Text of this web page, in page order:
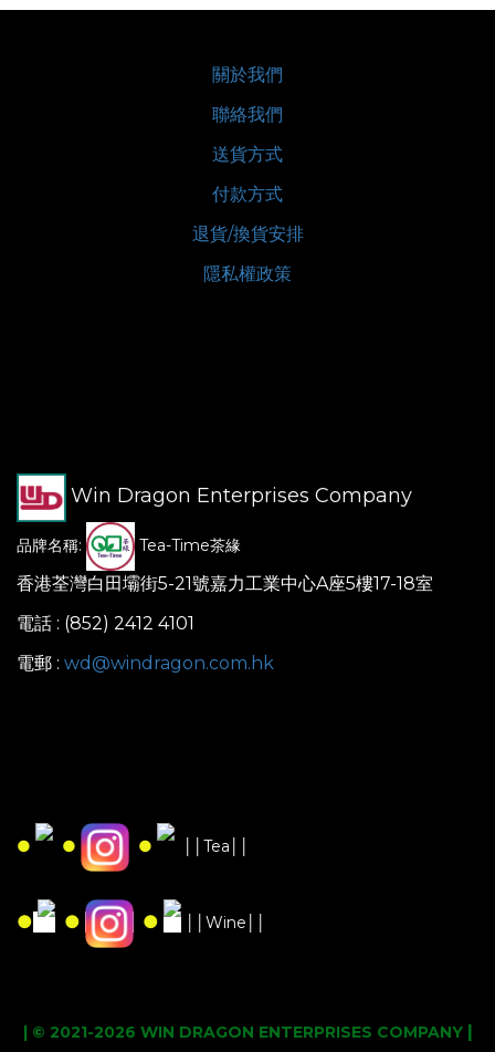
關於我們
聯絡我們
送貨方式
付款方式
退貨/換貨安排
隱私權政策
Win Dragon Enterprises Company
品牌名稱: Tea-Time茶緣
香港荃灣白田壩街5-21號嘉力工業中心A座5樓17-18室
電話 : (852) 2412 4101
電郵 : wd@windragon.com.hk
● ● ● ││Tea││
● ● ● ││Wine││
| © 2021-2026 WIN DRAGON ENTERPRISES COMPANY |